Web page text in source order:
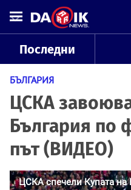
Последни
БЪЛГАРИЯ
ЦСКА
България по
път (ВИДЕО)